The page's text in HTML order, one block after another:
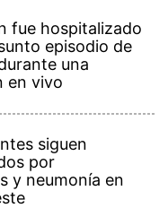
fue hospitalizado
episodio de
una
en vivo
siguen
por
y neumonía en